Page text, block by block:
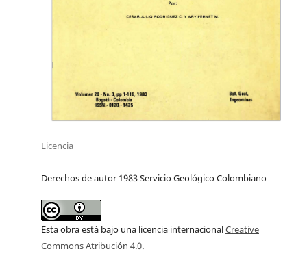
Licencia
Derechos de autor 1983 Servicio Geológico Colombiano
Esta obra está bajo una licencia internacionalCreative
Commons Atribución 4.0.